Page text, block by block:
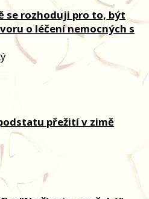
se rozhoduji pro to, být
o léčení nemocných s
přežití v zimě